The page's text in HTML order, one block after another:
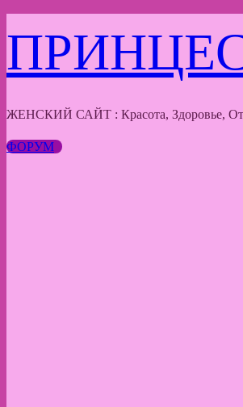
к
содержимому
ЖЕНСКИЙ САЙТ : Красота, Здоровье,
ФОРУМ